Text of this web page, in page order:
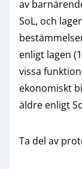
av
SoL, och
enligt lagen
vissa
ekonomiskt
äldre enligt
Ta del av